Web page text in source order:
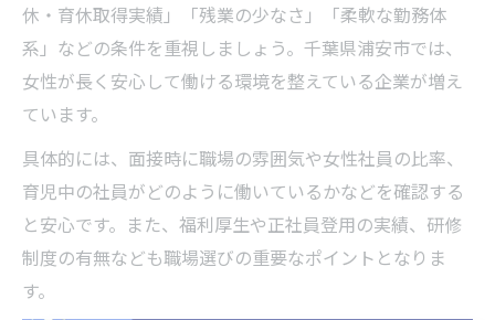
休・育休取得実績」「残業の少なさ」「柔軟な勤務体
系」などの条件を重視しましょう。千葉県浦安市では、
女性が長く安心して働ける環境を整えている企業が増え
ています。
具体的には、面接時に職場の雰囲気や女性社員の比率、
育児中の社員がどのように働いているかなどを確認する
と安心です。また、福利厚生や正社員登用の実績、研修
制度の有無なども職場選びの重要なポイントとなりま
す。